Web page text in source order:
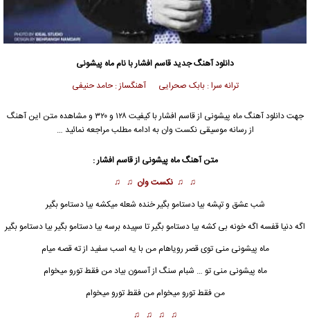
دانلود آهنگ جدیدقاسم افشاربا نام ماه پیشونی
ترانه سرا : بابک صحرایی آهنگساز : حامد حنیفی
جهت دانلود آهنگ ماه پیشونی ازقاسم افشار
با کیفیت ۱۲۸ و ۳۲۰ و مشاهده متن این آهنگ
از رسانه موسیقی نکست وان به ادامه مطلب مراجعه نمائید …
متن آهنگ ماه پیشونی ازقاسم افشار:
♫ ♫ نکست وان ♫ ♫
شب عشق و تپشه بیا دستامو بگیر خنده شعله میکشه بیا دستامو بگیر
اگه دنیا قفسه اگه خونه بی کشه بیا دستامو بگیر تا سپیده برسه بیا دستامو بگیر بیا دستامو بگیر
ماه پیشونی منی توی قصر رویاهام من با یه اسب سفید از ته قصه میام
ماه پیشونی منی تو … شبام سنگ از آسمون بیاد من فقط تورو میخوام
من فقط تورو میخوام من فقط تورو میخوام
♫ ♫ ♫ ♫